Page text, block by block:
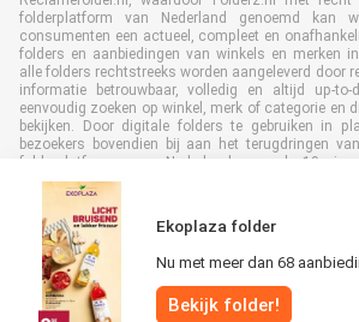
Ekoplaza folder
Nu met meer dan 68
Bekijk folder!
folderplatform van Nederland genoemd kan
consumenten een actueel, compleet en
folders en aanbiedingen van winkels en merken
alle folders rechtstreeks worden aangeleverd door
informatie betrouwbaar, volledig en altijd up-to-
eenvoudig zoeken op winkel, merk of categorie en
bekijken. Door digitale folders te gebruiken in
bezoekers bovendien bij aan het terugdringen
folderplatform van Nederland en al 19
folderpublicaties, heeft Folderz.nl duurzame
met retailers en merken. Hierdoor zijn we
speler in de digitale foldermarkt.